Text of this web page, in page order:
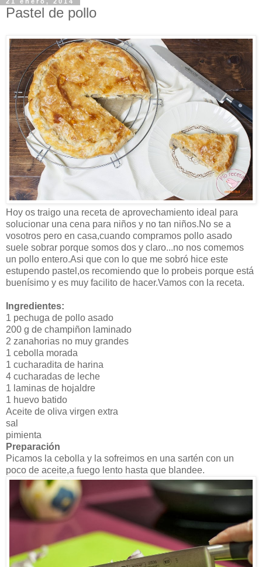
Pastel de pollo
Hoy os traigo una receta de aprovechamiento ideal para
solucionar una cena para niños y no tan niños.No se a
vosotros pero en casa,cuando compramos pollo asado
suele sobrar porque somos dos y claro...no nos comemos
un pollo entero.Asi que con lo que me sobró hice este
estupendo pastel,os recomiendo que lo probeis porque está
buenísimo y es muy facilito de hacer.Vamos con la receta.
Ingredientes:
1 pechuga de pollo asado
200 g de champiñon laminado
2 zanahorias no muy grandes
1 cebolla morada
1 cucharadita de harina
4 cucharadas de leche
1 laminas de hojaldre
1 huevo batido
Aceite de oliva virgen extra
sal
pimienta
Preparación
Picamos la cebolla y la sofreimos en una sartén con un
poco de aceite,a fuego lento hasta que blandee.